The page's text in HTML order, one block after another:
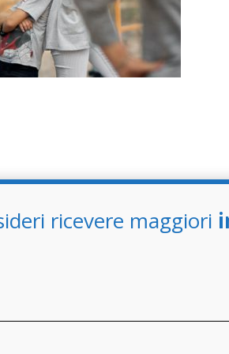
ricevere maggiori